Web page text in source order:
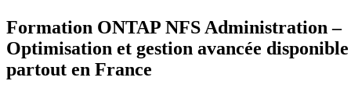
Formation ONTAP NFS Administration –
Optimisation et gestion avancée disponible
partout en France